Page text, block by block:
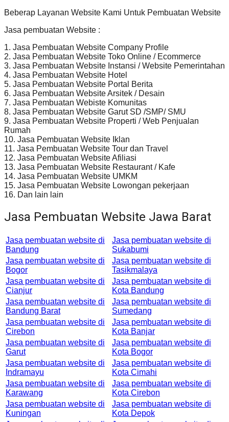
Beberap Layanan Website Kami Untuk Pembuatan Website
Jasa pembuatan Website :
1. Jasa Pembuatan Website Company Profile
2. Jasa Pembuatan Website Toko Online / Ecommerce
3. Jasa Pembuatan Website Instansi / Website Pemerintahan
4. Jasa Pembuatan Website Hotel
5. Jasa Pembuatan Website Portal Berita
6. Jasa Pembuatan Website Arsitek / Desain
7. Jasa Pembuatan Webiste Komunitas
8. Jasa Pembuatan Website Garut SD /SMP/ SMU
9. Jasa Pembuatan Website Properti / Web Penjualan
Rumah
10. Jasa Pembuatan Website Iklan
11. Jasa Pembuatan Website Tour dan Travel
12. Jasa Pembuatan Website Afiliasi
13. Jasa Pembuatan Website Restaurant / Kafe
14. Jasa Pembuatan Website UMKM
15. Jasa Pembuatan Website Lowongan pekerjaan
16. Dan lain lain
Jasa Pembuatan Website Jawa Barat
Jasa pembuatan website di
Bandung
Jasa pembuatan website di
Sukabumi
Jasa pembuatan website di
Bogor
Jasa pembuatan website di
Tasikmalaya
Jasa pembuatan website di
Cianjur
Jasa pembuatan website di
Kota Bandung
Jasa pembuatan website di
Bandung Barat
Jasa pembuatan website di
Sumedang
Jasa pembuatan website di
Cirebon
Jasa pembuatan website di
Kota Banjar
Jasa pembuatan website di
Garut
Jasa pembuatan website di
Kota Bogor
Jasa pembuatan website di
Indramayu
Jasa pembuatan website di
Kota Cimahi
Jasa pembuatan website di
Karawang
Jasa pembuatan website di
Kota Cirebon
Jasa pembuatan website di
Kuningan
Jasa pembuatan website di
Kota Depok